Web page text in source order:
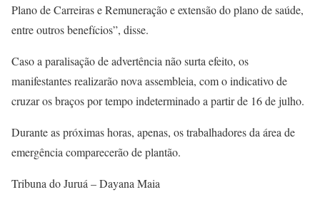
Plano de Carreiras e Remuneração e extensão do plano de saúde,
entre outros benefícios”, disse.
Caso a paralisação de advertência não surta efeito, os
manifestantes realizarão nova assembleia, com o indicativo de
cruzar os braços por tempo indeterminado a partir de 16 de julho.
Durante as próximas horas, apenas, os trabalhadores da área de
emergência comparecerão de plantão.
Tribuna do Juruá – Dayana Maia